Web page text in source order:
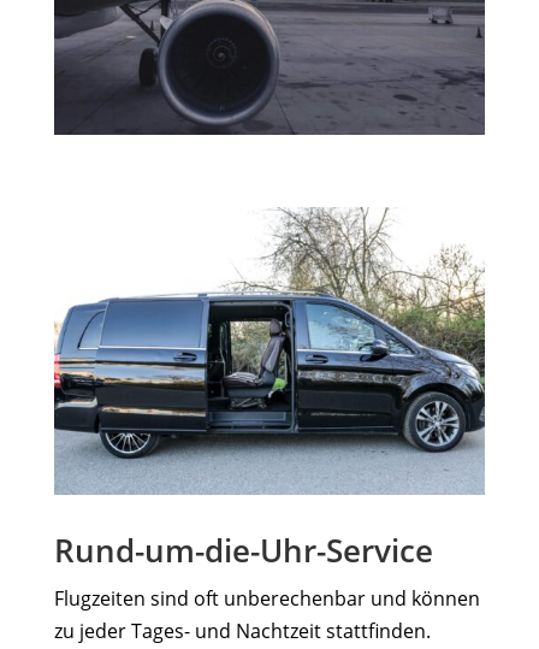
Rund-um-die-Uhr-Service
Flugzeiten sind oft unberechenbar und können
zu jeder Tages- und Nachtzeit stattfinden.